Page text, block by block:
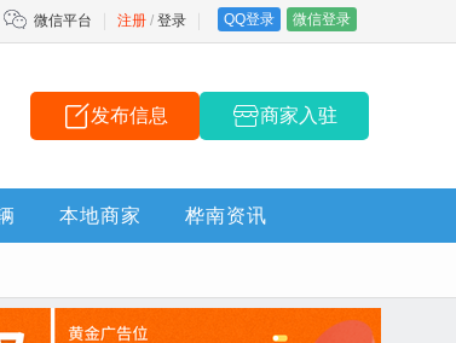
注册 / 登录 QQ登录 微信登录
微信平台
发布信息 商家入驻
本地商家 桦南资讯